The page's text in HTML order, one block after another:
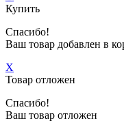
Купить
Спасибо!
Ваш товар добавлен в
X
Товар отложен
Спасибо!
Ваш товар отложен